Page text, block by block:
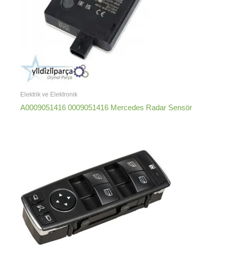
Elektrik ve Elektronik
A0009051416 0009051416 Mercedes Radar Sensör